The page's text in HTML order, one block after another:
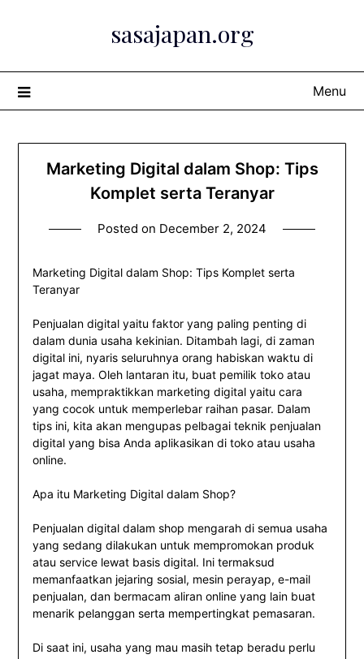
sasajapan.org
Menu
Marketing Digital dalam Shop: Tips
Komplet serta Teranyar
Posted on December 2, 2024
Marketing Digital dalam Shop: Tips Komplet serta
Teranyar
Penjualan digital yaitu faktor yang paling penting di
dalam dunia usaha kekinian. Ditambah lagi, di zaman
digital ini, nyaris seluruhnya orang habiskan waktu di
jagat maya. Oleh lantaran itu, buat pemilik toko atau
usaha, mempraktikkan marketing digital yaitu cara
yang cocok untuk memperlebar raihan pasar. Dalam
tips ini, kita akan mengupas pelbagai teknik penjualan
digital yang bisa Anda aplikasikan di toko atau usaha
online.
Apa itu Marketing Digital dalam Shop?
Penjualan digital dalam shop mengarah di semua usaha
yang sedang dilakukan untuk mempromokan produk
atau service lewat basis digital. Ini termaksud
memanfaatkan jejaring sosial, mesin perayap, e-mail
penjualan, dan bermacam aliran online yang lain buat
menarik pelanggan serta mempertingkat pemasaran.
Di saat ini, usaha yang mau masih tetap beradu perlu